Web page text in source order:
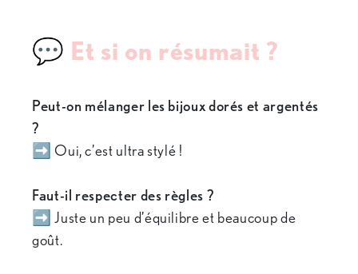
💬 Et si on résumait ?
Peut-on mélanger les bijoux dorés et argentés
?
➡️ Oui, c’est ultra stylé !
Faut-il respecter des règles ?
➡️ Juste un peu d’équilibre et beaucoup de
goût.